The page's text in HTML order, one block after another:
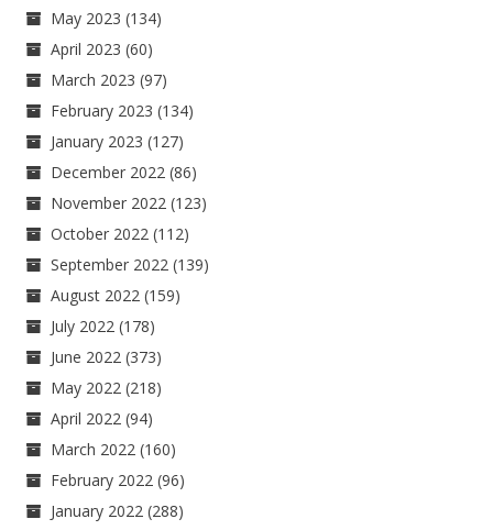
May 2023 (134)
April 2023 (60)
March 2023 (97)
February 2023 (134)
January 2023 (127)
December 2022 (86)
November 2022 (123)
October 2022 (112)
September 2022 (139)
August 2022 (159)
July 2022 (178)
June 2022 (373)
May 2022 (218)
April 2022 (94)
March 2022 (160)
February 2022 (96)
January 2022 (288)